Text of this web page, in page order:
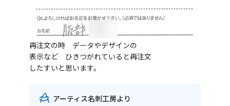
再注文の時 データやデザインの
表示など ひきつがれていると再注文
したすいと思います。
アーティス名刺工房より